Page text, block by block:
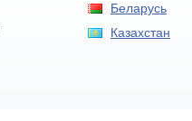
Беларусь
Казахстан